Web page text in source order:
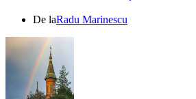
De laRadu Marinescu